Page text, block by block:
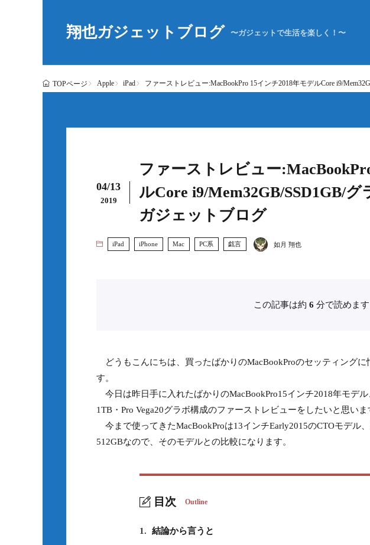
翔也ガジェットブログ 〜ガジェットで生活を楽しく！〜
TOPページ Apple iPad ファーストレビュー:MacBookPro 15インチ2018年モデルCore i9/
04/13
2019
ファーストレビュー
ルCore i9/Mem32GB/SSD1GB/グ
ガジェットブログ
iPad iPhone Mac PC系 戯言 如月 翔也
この記事は約 6 分で読めます
どうもこんにちは、買ったばかりのMacBookProのセッティングに
す。
今日は昨日手に入れたばかりのMacBookPro15インチ2018年モデ
1TB・Pro Vega20グラボ構成のファーストレビューをしたいと思いま
今まで使ってきたMacBookProは13インチEarly2015のCTOモデル
512GBなので、そのモデルとの比較になります。
目次 Outline
1. 結論から言うと